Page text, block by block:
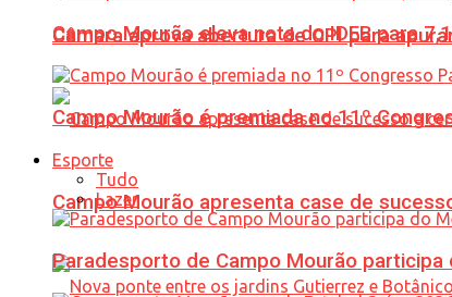
Câmara aprova abertura de CPI para
Campo Mourão apresenta case de
Campo Mourão eleva nota do IDEB para
Campo Mourão é premiada no 11º
Esporte
Tudo
Lazer
Paradesporto de Campo Mourão